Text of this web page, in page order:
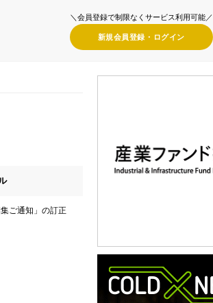
＼会員登録で制限なくサービス利用可能／
新規会員登録・ ログイン
ご通知」の訂正